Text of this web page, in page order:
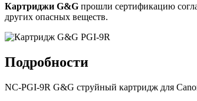
Картриджи G&G прошли сертификацию
других опасных веществ.
Подробности
NC-PGI-9R G&G струйный картридж для